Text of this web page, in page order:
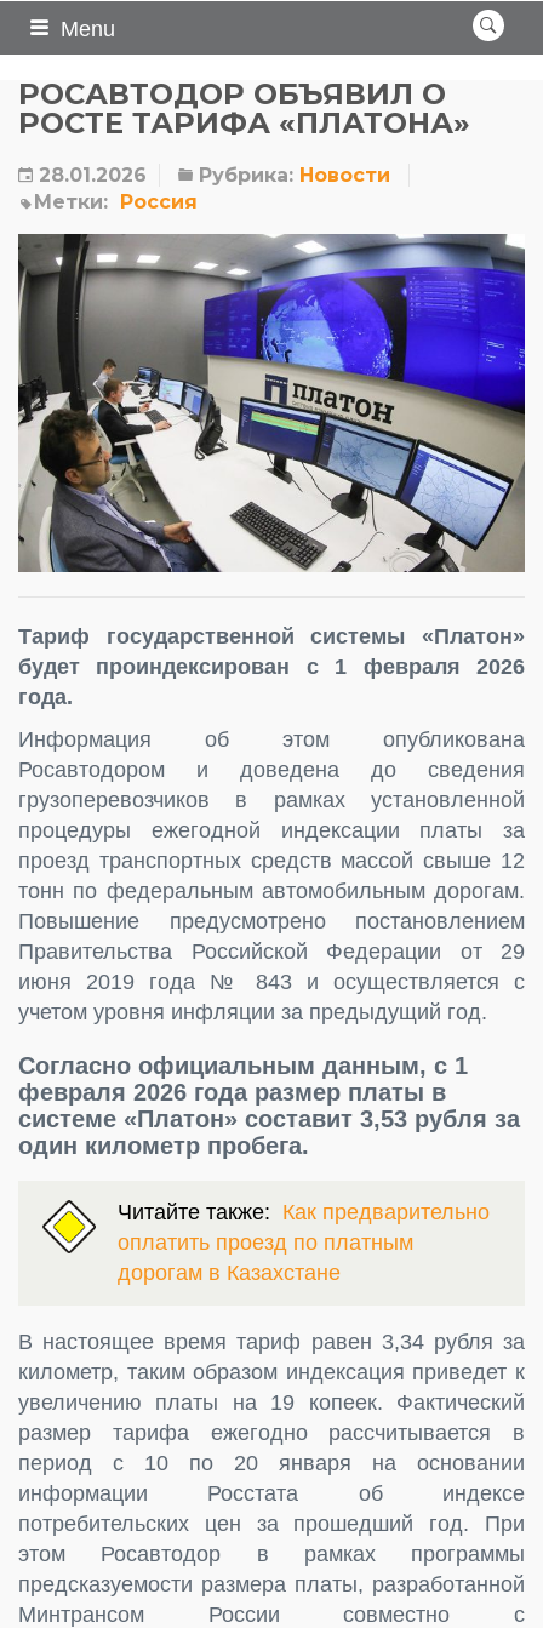
Menu
РОСАВТОДОР ОБЪЯВИЛ О
РОСТЕ ТАРИФА «ПЛАТОНА»
28.01.2026 Рубрика: Новости
Метки: Россия
Тариф государственной системы «Платон»
будет проиндексирован с 1 февраля 2026
года.
Информация об этом опубликована
Росавтодором и доведена до сведения
грузоперевозчиков в рамках установленной
процедуры ежегодной индексации платы за
проезд транспортных средств массой свыше 12
тонн по федеральным автомобильным дорогам.
Повышение предусмотрено постановлением
Правительства Российской Федерации от 29
июня 2019 года № 843 и осуществляется с
учетом уровня инфляции за предыдущий год.
Согласно официальным данным, с 1
февраля 2026 года размер платы в
системе «Платон» составит 3,53 рубля за
один километр пробега.
Читайте также: Как предварительно
оплатить проезд по платным
дорогам в Казахстане
В настоящее время тариф равен 3,34 рубля за
километр, таким образом индексация приведет к
увеличению платы на 19 копеек. Фактический
размер тарифа ежегодно рассчитывается в
период с 10 по 20 января на основании
информации Росстата об индексе
потребительских цен за прошедший год. При
этом Росавтодор в рамках программы
предсказуемости размера платы, разработанной
Минтрансом России совместно с